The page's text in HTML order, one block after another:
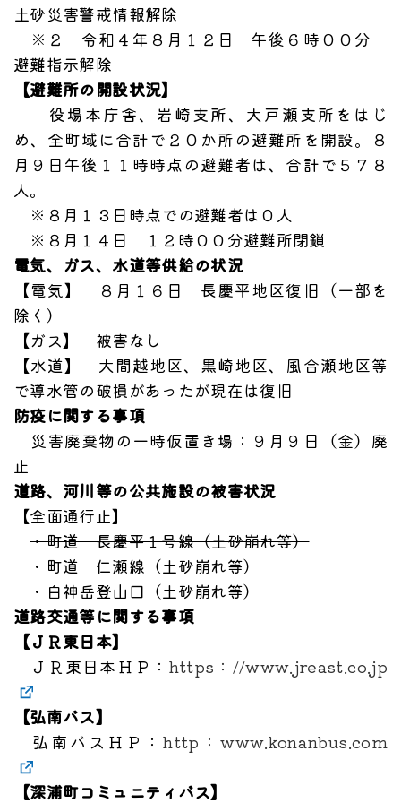
土砂災害警戒情報解除
※２ 令和４年８月１２日 午後６時００分
避難指示解除
【避難所の開設状況】
役場本庁舎、岩崎支所、大戸瀬支所をはじ
め、全町域に合計で２０か所の避難所を開設。８
月９日午後１１時時点の避難者は、合計で５７８
人。
※８月１３日時点での避難者は０人
※８月１４日 １２時００分避難所閉鎖
電気、ガス、水道等供給の状況
【電気】 ８月１６日 長慶平地区復旧（一部を
除く）
【ガス】 被害なし
【水道】 大間越地区、黒崎地区、風合瀬地区等
で導水管の破損があったが現在は復旧
防疫に関する事項
災害廃棄物の一時仮置き場：９月９日（金）廃
止
道路、河川等の公共施設の被害状況
【全面通行止】
・町道 長慶平１号線（土砂崩れ等）
・町道 仁瀬線（土砂崩れ等）
・白神岳登山口（土砂崩れ等）
道路交通等に関する事項
【ＪＲ東日本】
ＪＲ東日本ＨＰ： https：//www.jreast.co.jp
【弘南バス】
弘南バスＨＰ：http：www.konanbus.com
【深浦町コミュニティバス】